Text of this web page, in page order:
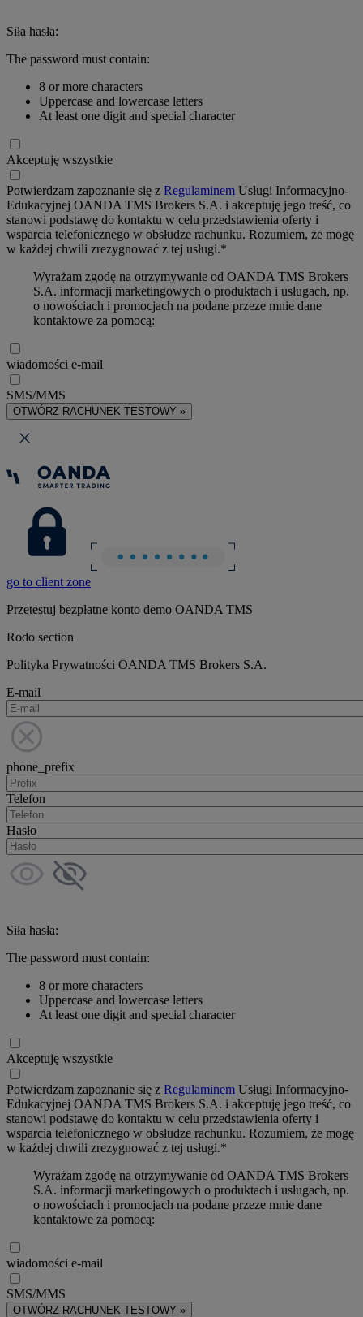
Siła hasła:
The password must contain:
8 or more characters
Uppercase and lowercase letters
At least one digit and special character
Akceptuję wszystkie
Potwierdzam zapoznanie się z Regulaminem Usługi Informacyjno-
Edukacyjnej OANDA TMS Brokers S.A. i akceptuję jego treść, co
stanowi podstawę do kontaktu w celu przedstawienia oferty i
wsparcia telefonicznego w obsłudze rachunku. Rozumiem, że mogę
w każdej chwili zrezygnować z tej usługi.*
Wyrażam zgodę na otrzymywanie od OANDA TMS Brokers
S.A. informacji marketingowych o produktach i usługach, np.
o nowościach i promocjach na podane przeze mnie dane
kontaktowe za pomocą:
wiadomości e-mail
SMS/MMS
OTWÓRZ RACHUNEK TESTOWY »
go to client zone
Przetestuj bezpłatne konto demo OANDA TMS
Rodo section
Polityka Prywatności OANDA TMS Brokers S.A.
E-mail
phone_prefix
Telefon
Hasło
Siła hasła:
The password must contain:
8 or more characters
Uppercase and lowercase letters
At least one digit and special character
Akceptuję wszystkie
Potwierdzam zapoznanie się z Regulaminem Usługi Informacyjno-
Edukacyjnej OANDA TMS Brokers S.A. i akceptuję jego treść, co
stanowi podstawę do kontaktu w celu przedstawienia oferty i
wsparcia telefonicznego w obsłudze rachunku. Rozumiem, że mogę
w każdej chwili zrezygnować z tej usługi.*
Wyrażam zgodę na otrzymywanie od OANDA TMS Brokers
S.A. informacji marketingowych o produktach i usługach, np.
o nowościach i promocjach na podane przeze mnie dane
kontaktowe za pomocą:
wiadomości e-mail
SMS/MMS
OTWÓRZ RACHUNEK TESTOWY »